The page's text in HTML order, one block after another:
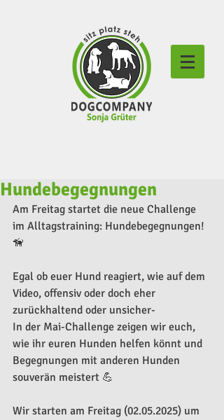
Hundebegegnungen
Am Freitag startet die neue Challenge
im Alltagstraining: Hundebegegnungen!
🦮
Egal ob euer Hund reagiert, wie auf dem
Video, offensiv oder doch eher
zurückhaltend oder unsicher-
In der Mai-Challenge zeigen wir euch,
wie ihr euren Hunden helfen könnt und
Begegnungen mit anderen Hunden
souverän meistert 💪
Wir starten am Freitag (02.05.2025) um